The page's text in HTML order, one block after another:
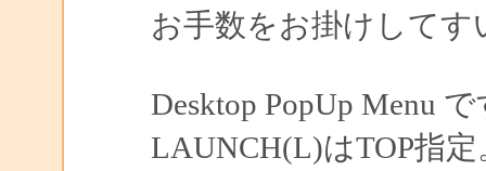
お手数をお掛けしてす
Desktop PopUp Menu
LAUNCH(L)はTOP指